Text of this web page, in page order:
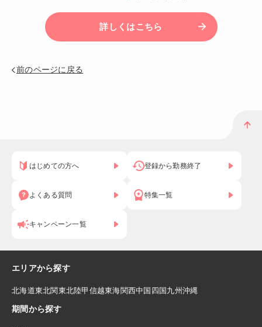
詳しくはこちら
前のページに戻る
はじめての方へ 登録から勤務終了
よくある質問 特集一覧
キャンペーン一覧
エリアから探す
北海道東北関東北陸甲信越東海関西中国 四国九州沖縄
期間から探す